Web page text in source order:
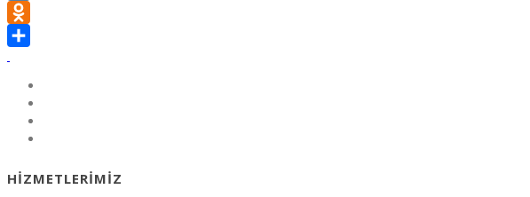
VK
Odnoklassniki
Share
HIZMETLERIMIZ